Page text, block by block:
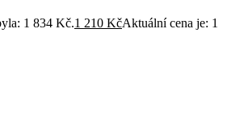
1 834 Kč.1 210 KčAktuální cena je: 1